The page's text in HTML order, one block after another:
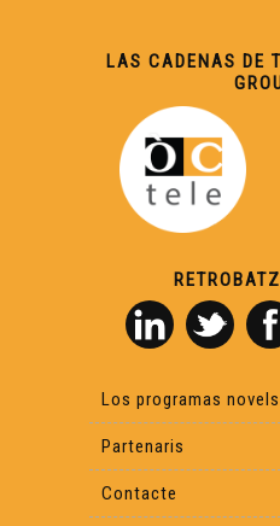
LAS CADENAS DE
Los programas novels
Partenaris
Contacte